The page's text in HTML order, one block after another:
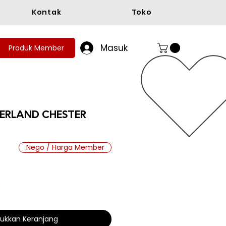
Kontak Toko
Produk Member Masuk
CHESTER
Keranjang
Nego / Harga Member